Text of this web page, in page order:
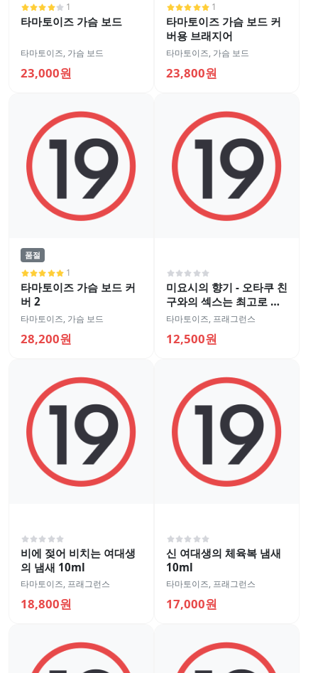
1
타마토이즈 가슴 보드
타마토이즈, 가슴 보드
23,000원
1
타마토이즈 가슴 보드 커
버용 브래지어
타마토이즈, 가슴 보드
23,800원
품절
1
타마토이즈 가슴 보드 커
버 2
타마토이즈, 가슴 보드
28,200원
미요시의 향기 - 오타쿠 친
구와의 섹스는 최고로 기
분이 좋다 10ml
타마토이즈, 프래그런스
12,500원
비에 젖어 비치는 여대생
의 냄새 10ml
타마토이즈, 프래그런스
18,800원
신 여대생의 체육복 냄새
10ml
타마토이즈, 프래그런스
17,000원